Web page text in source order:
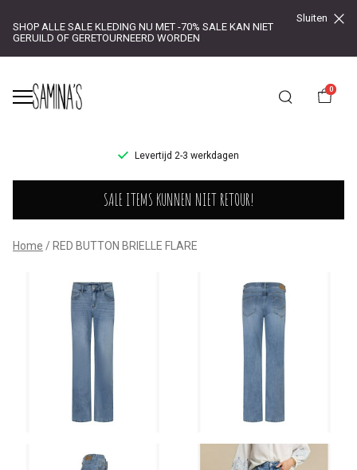
SHOP ALLE SALE KLEDING NU MET -70% SALE KAN NIET
GERUILD OF GERETOURNEERD WORDEN
Sluiten
0
Levertijd 2-3 werkdagen
RED
BUTTON
BRIELLE
Saminas
SALE ITEMS KUNNEN NIET RETOUR!
Home RED BUTTON BRIELLE FLARE